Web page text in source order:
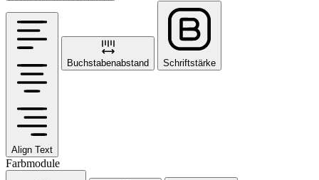
Align Text
Buchstabenabstand Schriftstärke
Farbmodule